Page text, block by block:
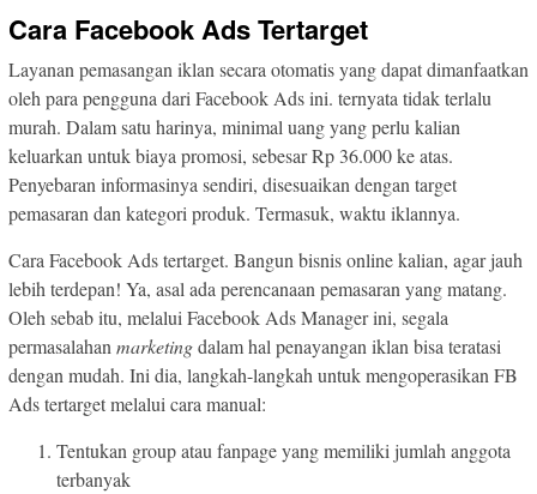
Cara Facebook Ads Tertarget
Layanan pemasangan iklan secara otomatis yang dapat dimanfaatkan
oleh para pengguna dari Facebook Ads ini. ternyata tidak terlalu
murah. Dalam satu harinya, minimal uang yang perlu kalian
keluarkan untuk biaya promosi, sebesar Rp 36.000 ke atas.
Penyebaran informasinya sendiri, disesuaikan dengan target
pemasaran dan kategori produk. Termasuk, waktu iklannya.
Cara Facebook Ads tertarget. Bangun bisnis online kalian, agar jauh
lebih terdepan! Ya, asal ada perencanaan pemasaran yang matang.
Oleh sebab itu, melalui Facebook Ads Manager ini, segala
permasalahan marketingdalam hal penayangan iklan bisa teratasi
dengan mudah. Ini dia, langkah-langkah untuk mengoperasikan FB
Ads tertarget melalui cara manual:
Tentukan group atau fanpage yang memiliki jumlah anggota
terbanyak